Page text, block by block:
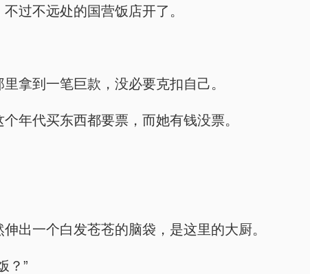
过不远处的国营饭店开了。
拿到一笔巨款，没必要克扣自己。
年代买东西都要票，而她有钱没票。
出一个白发苍苍的脑袋，是这里的大厨。
？”